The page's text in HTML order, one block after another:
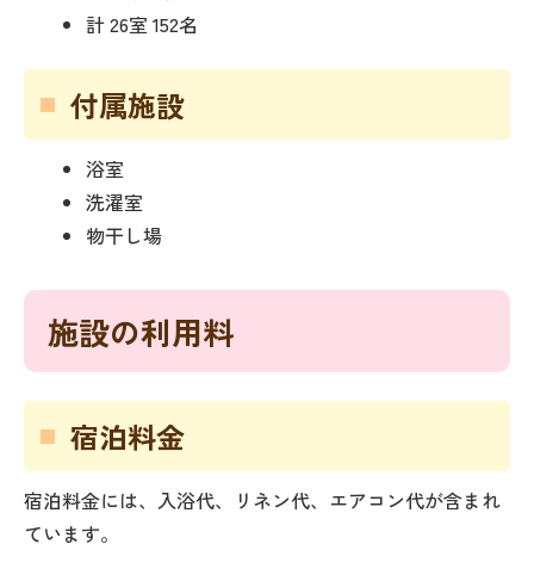
計 26室 152名
付属施設
浴室
洗濯室
物干し場
施設の利用料
宿泊料金
宿泊料金には、入浴代、リネン代、エアコン代が含まれ
ています。